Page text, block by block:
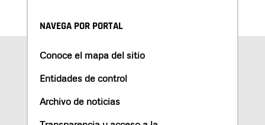
NAVEGA POR PORTAL
Conoce el mapa del sitio
Entidades de control
Archivo de noticias